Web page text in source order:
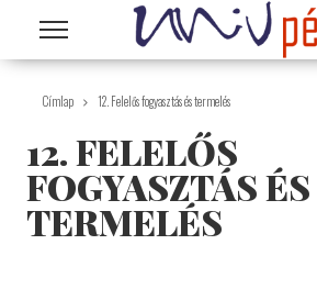
Ugrás a tartalomra
Címlap 12. Felelős fogyasztás és termelés
12. FELELŐS
FOGYASZTÁS ÉS
TERMELÉS